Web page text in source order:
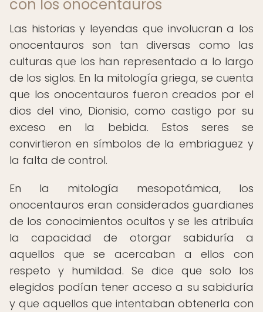
con los onocentauros
Las historias y leyendas que involucran a los
onocentauros son tan diversas como las
culturas que los han representado a lo largo
de los siglos. En la mitología griega, se cuenta
que los onocentauros fueron creados por el
dios del vino, Dionisio, como castigo por su
exceso en la bebida. Estos seres se
convirtieron en símbolos de la embriaguez y
la falta de control.
En la mitología mesopotámica, los
onocentauros eran considerados guardianes
de los conocimientos ocultos y se les atribuía
la capacidad de otorgar sabiduría a
aquellos que se acercaban a ellos con
respeto y humildad. Se dice que solo los
elegidos podían tener acceso a su sabiduría
y que aquellos que intentaban obtenerla con